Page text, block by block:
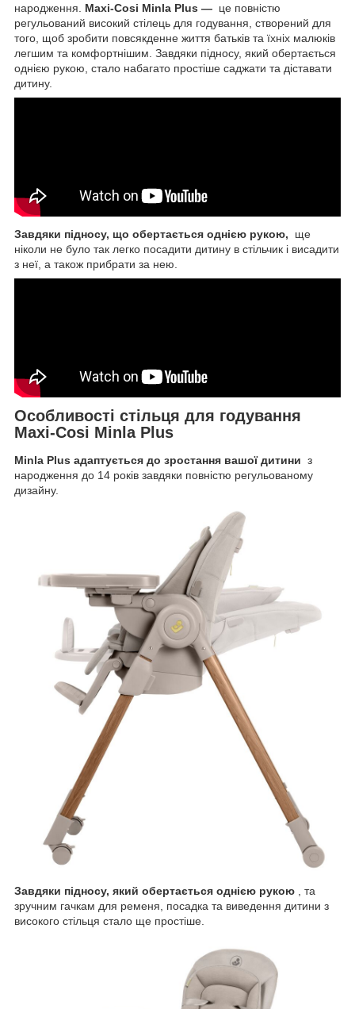
народження. Maxi-Cosi Minla Plus — це повністю
регульований високий стілець для годування, створений для
того, щоб зробити повсякденне життя батьків та їхніх малюків
легшим та комфортнішим. Завдяки підносу, який обертається
однією рукою, стало набагато простіше саджати та діставати
дитину.
Завдяки підносу, що обертається однією рукою, ще
ніколи не було так легко посадити дитину в стільчик і висадити
з неї, а також прибрати за нею.
Особливості стільця для годування
Maxi-Cosi Minla Plus
Minla Plus адаптується до зростання вашої дитини з
народження до 14 років завдяки повністю регульованому
дизайну.
Завдяки підносу, який обертається однією рукою , та
зручним гачкам для ременя, посадка та виведення дитини з
високого стільця стало ще простіше.